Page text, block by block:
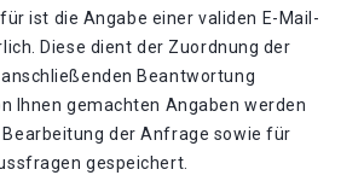
ist die Angabe einer validen E-Mail-
Diese dient der Zuordnung der
Beantwortung
Ihnen gemachten Angaben werden
der Anfrage sowie für
gespeichert.